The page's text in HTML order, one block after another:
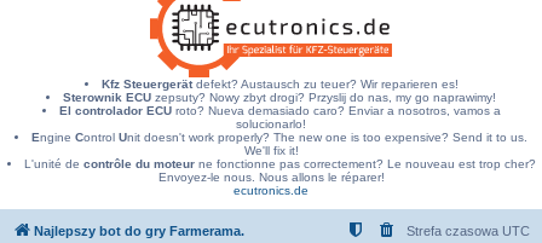
Kfz Steuergerätdefekt? Austausch zu teuer? Wir reparieren es!
Sterownik ECU zepsuty? Nowy zbyt drogi? Przyslij do nas, my go naprawimy!
El controlador ECUroto? Nueva demasiado caro? Enviar a nosotros, vamos a
solucionarlo!
Engine Control Unit doesn't work properly? The new one is too expensive? Send it to us.
We'll fix it!
L'unité de contrôle du moteurne fonctionne pas correctement? Le nouveau est trop cher?
Envoyez-le nous. Nous allons le réparer!
ecutronics.de
Najlepszy bot do gry Farmerama. Strefa czasowa UTC